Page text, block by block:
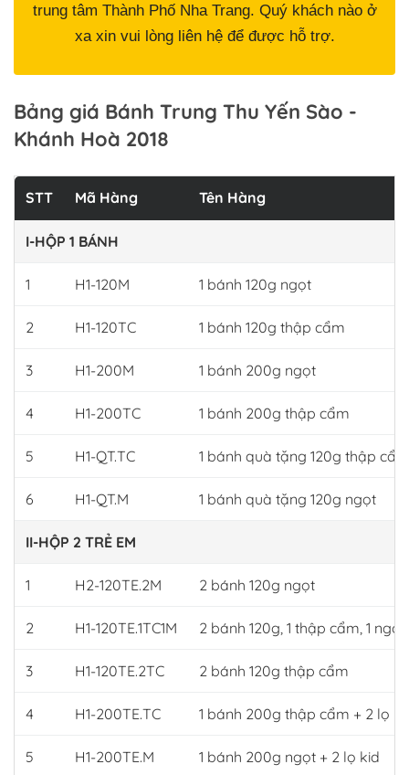
trung tâm Thành Phố Nha Trang. Quý khách nào ở
xa xin vui lòng liên hệ để được hỗ trợ.
Bảng giá Bánh Trung Thu Yến Sào -
Khánh Hoà 2018
STT Mã Hàng Tên Hàng
I-HỘP 1 BÁNH
1 H1-120M 1 bánh 120g ngọt
2 H1-120TC 1 bánh 120g thập cẩm
3 H1-200M 1 bánh 200g ngọt
4 H1-200TC 1 bánh 200g thập cẩm
5 H1-QT.TC 1 bánh quà tặng 120g thập cẩm
6 H1-QT.M 1 bánh quà tặng 120g ngọt
II-HỘP 2 TRẺ EM
1 H2-120TE.2M 2 bánh 120g ngọt
2 H1-120TE.1TC1M 2 bánh 120g, 1 thập cẩm, 1 ngọt
3 H1-120TE.2TC 2 bánh 120g thập cẩm
4 H1-200TE.TC 1 bánh 200g thập cẩm + 2 lọ
5 H1-200TE.M 1 bánh 200g ngọt + 2 lọ kid